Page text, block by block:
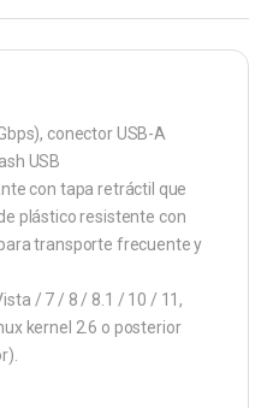
conector USB-A
USB
con tapa retráctil que
plástico resistente con
transporte frecuente y
/ 7 / 8 / 8.1 / 10 / 11,
kernel 2.6 o posterior